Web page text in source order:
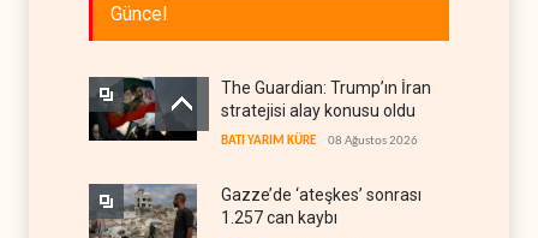
Güncel
The Guardian: Trump’ın İran
stratejisi alay konusu oldu
BATI YARIM KÜRE 08 Ağustos 2026
Gazze’de ‘ateşkes’ sonrası
1.257 can kaybı